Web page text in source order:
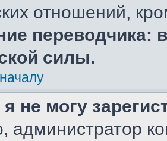
отношений,
переводчика:
силы.
не могу
администратор